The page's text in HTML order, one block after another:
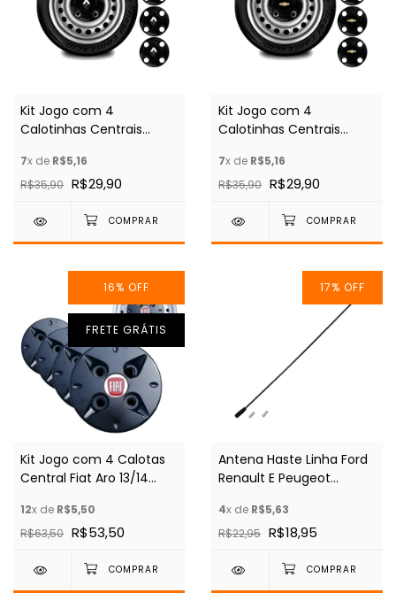
Kit Jogo com 4
Calotinhas Centrais
13/14/15
7x de R$5,16
R$35,90 R$29,90
Kit Jogo com 4
Calotinhas Centrais
Aro 13/14/15
7x de R$5,16
R$35,90 R$29,90
16% OFF
FRETE GRÁTIS
Kit Jogo com 4 Calotas
Central Fiat Aro 13/14
12x de R$5,50
R$63,50 R$53,50
17% OFF
Antena Haste Linha Ford
Renault E Peugeot
4x de R$5,63
R$22,95 R$18,95